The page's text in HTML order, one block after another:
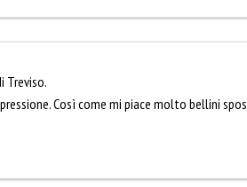
Treviso.
Così come mi piace molto bellini